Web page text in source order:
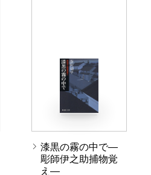
漆黒の霧の中で―
彫師伊之助捕物覚
え―